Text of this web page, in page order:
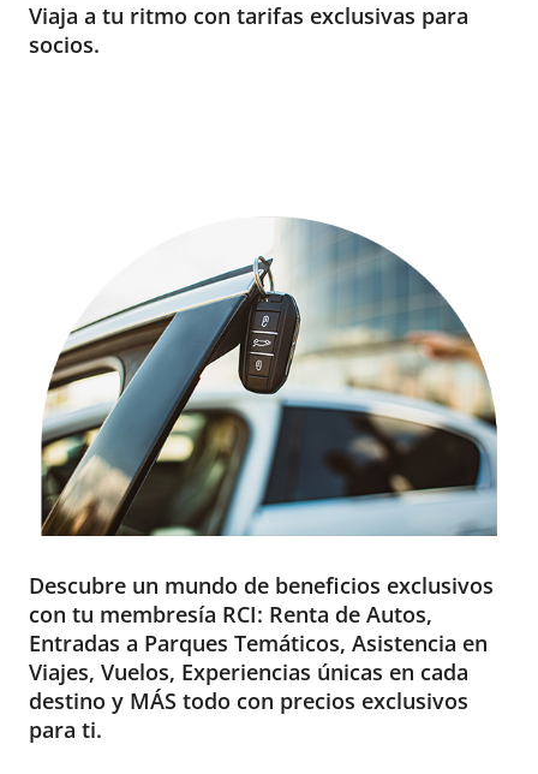
Viaja a tu ritmo con tarifas exclusivas para
socios.
Descubre un mundo de beneficios exclusivos
con tu membresía RCI: Renta de Autos,
Entradas a Parques Temáticos, Asistencia en
Viajes, Vuelos, Experiencias únicas en cada
destino y MÁS todo con precios exclusivos
para ti.